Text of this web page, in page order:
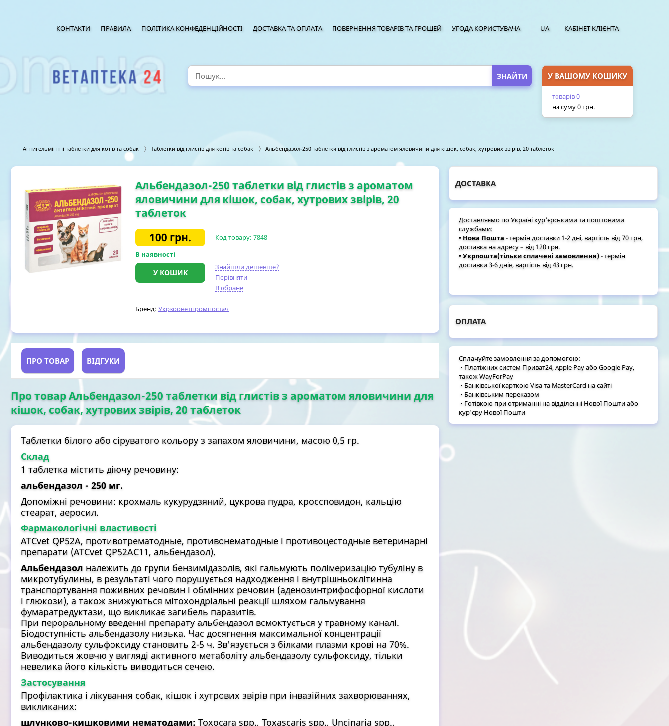
UA КАБІНЕТ КЛІЄНТА
КОНТАКТИ ПРАВИЛА ПОЛІТИКА КОНФЕДЕНЦІЙНОСТІ ДОСТАВКА ТА ОПЛАТА ПОВЕРНЕННЯ ТОВАРІВ ТА ГРОШЕЙ УГОДА КОРИСТУВАЧА
Антигельмінтні таблетки для котів та собак Таблетки від глистів для котів та собак Альбендазол-250 таблетки від глистів з ароматом яловичини для кішок, собак, хутрових звірів, 20 таблеток
Альбендазол-250 таблетки від глистів з ароматом
яловичини для кішок, собак, хутрових звірів, 20
таблеток
100 грн. Код товару: 7848
В наявності
У КОШИК
Знайшли дешевше?
Порівняти
В обране
Бренд: Укрзооветпромпостач
ПРО ТОВАР ВІДГУКИ
Про товар Альбендазол-250 таблетки від глистів з ароматом яловичини для
кішок, собак, хутрових звірів, 20 таблеток
Таблетки білого або сіруватого кольору з запахом яловичини, масою 0,5 гр.
Склад
1 таблетка містить діючу речовину:
альбендазол - 250 мг.
Допоміжні речовини: крохмаль кукурудзяний, цукрова пудра, кроссповидон, кальцію
стеарат, аеросил.
Фармакологічні властивості
ATCvet QP52А, противотрематодные, противонематодные і противоцестодные ветеринарні
препарати (ATCvet QP52АC11, альбендазол).
Альбендазол належить до групи бензимідазолів, які гальмують полімеризацію тубуліну в
микротубулины, в результаті чого порушується надходження і внутрішньоклітинна
транспортування поживних речовин і обмінних речовин (аденозинтрифосфорної кислоти
і глюкози), а також знижуються мітохондріальні реакції шляхом гальмування
фумаратредуктази, що викликає загибель паразитів.
При пероральному введенні препарату альбендазол всмоктується у травному каналі.
Біодоступність альбендазолу низька. Час досягнення максимальної концентрації
альбендазолу сульфоксиду становить 2-5 ч. Зв'язується з білками плазми крові на 70%.
Виводиться жовчю у вигляді активного метаболіту альбендазолу сульфоксиду, тільки
невелика його кількість виводиться сечею.
Застосування
Профілактика і лікування собак, кішок і хутрових звірів при інвазійних захворюваннях,
викликаних:
шлунково-кишковими нематодами: Toxocara spp., Toxascaris spp., Uncinaria spp.,
ДОСТАВКА
Доставляємо по Україні кур'єрськими та поштовими
службами:
• Нова Пошта - термін доставки 1-2 дні, вартість від 70 грн,
доставка на адресу – від 120 грн.
• Укрпошта(тільки сплачені замовлення)- термін
доставки 3-6 днів, вартість від 43 грн.
ОПЛАТА
Сплачуйте замовлення за допомогою:
• Платіжних систем Приват24, Apple Pay або Google Pay,
також WayForPay
• Банківської карткою Visa та MasterCard на сайті
• Банківським переказом
• Готівкою при отриманні на відділенні Нової Пошти або
кур'єру Нової Пошти
У ВАШОМУ КОШИКУ
ПЕРЕЙТИ У КОШИК
товарів0
на суму0 грн.